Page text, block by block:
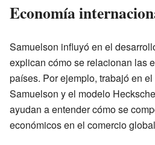
Economía
Samuelson influyó en el
explican cómo se relacionan las
países. Por ejemplo, trabajó en
Samuelson y el modelo
ayudan a entender cómo se
económicos en el comercio